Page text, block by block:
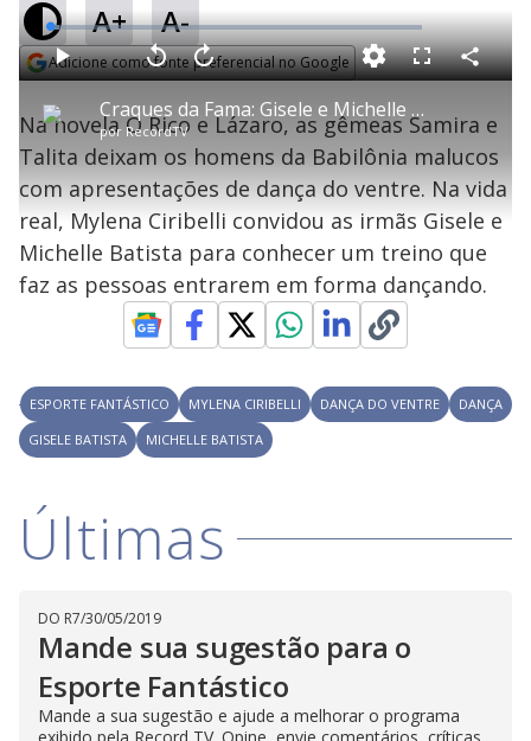
A+ A-
Adicione como fonte preferencial no Google
P
l
a
y
V
i
d
o
Craques da Fama: Gisele e Michelle Batista se divertem em aula de zumba
por RecordTV
P V
t
a
r
e
g
n
d
s
A
n
ç
a
1
s
e
u
n
o
o
L
o
a
d
e
:
2
.
6
9
%
F
l
s
c
e
C
o
a
r
i
l
a
Na novela O Rico e Lázaro, as gêmeas Samira e
Talita deixam os homens da Babilônia malucos
com apresentações de dança do ventre. Na vida
real, Mylena Ciribelli convidou as irmãs Gisele e
Michelle Batista para conhecer um treino que
faz as pessoas entrarem em forma dançando.
ESPORTE FANTÁSTICO MYLENA CIRIBELLI DANÇA DO VENTRE
DANÇA
GISELE BATISTA
MICHELLE BATISTA
Últimas
DO R7/30/05/2019
Mande sua sugestão para o
Esporte Fantástico
Mande a sua sugestão e ajude a melhorar o programa